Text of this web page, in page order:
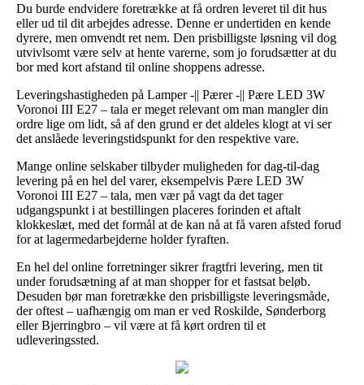
Du burde endvidere foretrække at få ordren leveret til dit hus
eller ud til dit arbejdes adresse. Denne er undertiden en kende
dyrere, men omvendt ret nem. Den prisbilligste løsning vil dog
utvivlsomt være selv at hente varerne, som jo forudsætter at du
bor med kort afstand til online shoppens adresse.
Leveringshastigheden på Lamper -|| Pærer -|| Pære LED 3W
Voronoi III E27 – tala er meget relevant om man mangler din
ordre lige om lidt, så af den grund er det aldeles klogt at vi ser
det anslåede leveringstidspunkt for den respektive vare.
Mange online selskaber tilbyder muligheden for dag-til-dag
levering på en hel del varer, eksempelvis Pære LED 3W
Voronoi III E27 – tala, men vær på vagt da det tager
udgangspunkt i at bestillingen placeres forinden et aftalt
klokkeslæt, med det formål at de kan nå at få varen afsted forud
for at lagermedarbejderne holder fyraften.
En hel del online forretninger sikrer fragtfri levering, men tit
under forudsætning af at man shopper for et fastsat beløb.
Desuden bør man foretrække den prisbilligste leveringsmåde,
der oftest – uafhængig om man er ved Roskilde, Sønderborg
eller Bjerringbro – vil være at få kørt ordren til et
udleveringssted.